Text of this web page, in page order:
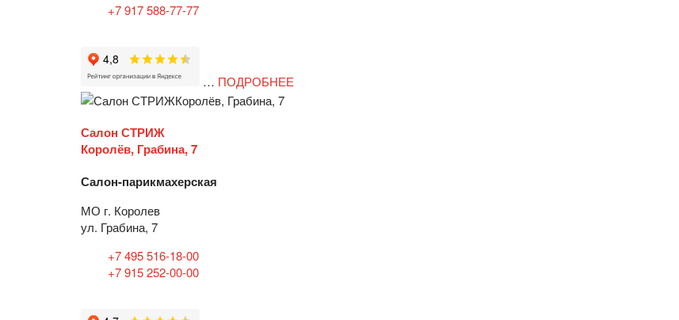
+7 917 588-77-77
… ПОДРОБНЕЕ
Салон СТРИЖ
Королёв, Грабина, 7
Салон-парикмахерская
МО г. Королев
ул. Грабина, 7
+7 495 516-18-00
+7 915 252-00-00